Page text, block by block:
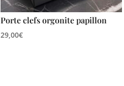
Porte clefs orgonite papillon
29,00€